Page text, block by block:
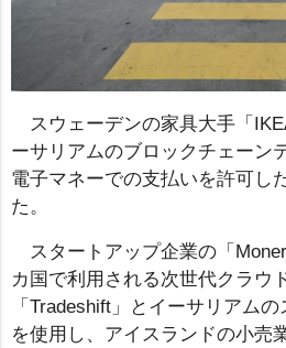
スウェーデンの家具大手「
ーサリアムのブロックチェーン
電子マネーでの支払いを許可し
た。
スタートアップ企業の「
カ国で利用される次世代クラウ
「Tradeshift」とイーサリアム
を使用し、アイスランドの小売